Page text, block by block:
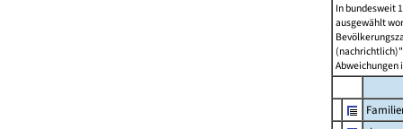
In bundesweit
ausgewählt
Abweichungen